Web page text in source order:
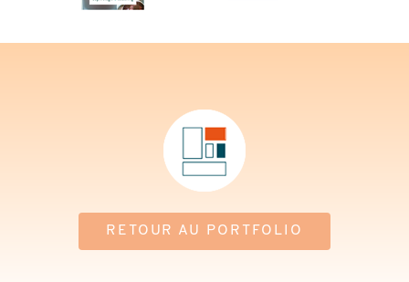
RETOUR AU PORTFOLIO